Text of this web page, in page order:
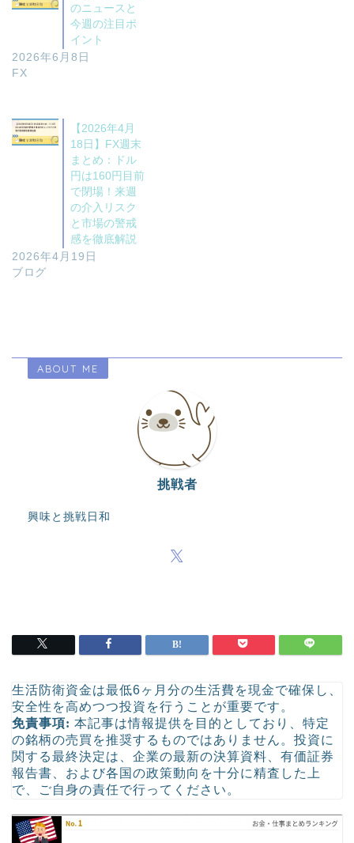
のニュースと
今週の注目ポ
イント
2026年6月8日
FX
【2026年4月
18日】FX週末
まとめ：ドル
円は160円目前
で閉場！来週
の介入リスク
と市場の警戒
感を徹底解説
2026年4月19日
ブログ
ABOUT ME
挑戦者
興味と挑戦日和
生活防衛資金は最低6ヶ月分の生活費を現金で確保し、
安全性を高めつつ投資を行うことが重要です。
免責事項: 本記事は情報提供を目的としており、特定
の銘柄の売買を推奨するものではありません。投資に
関する最終決定は、企業の最新の決算資料、有価証券
報告書、および各国の政策動向を十分に精査した上
で、ご自身の責任で行ってください。